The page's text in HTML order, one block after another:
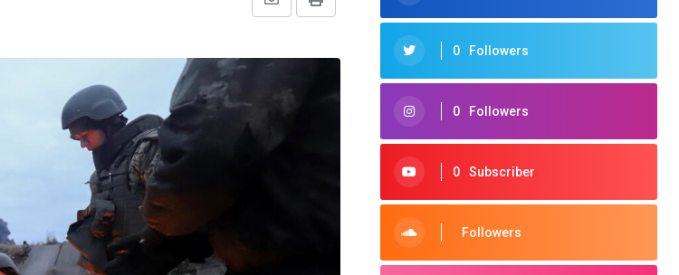
Print
Share
Email
0 Followers
0 Followers
0 Subscriber
Followers